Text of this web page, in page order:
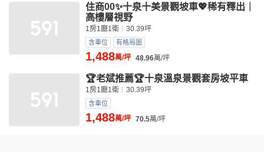
住商00✨十泉十美景觀坡車💖稀有釋出｜
高樓層視野
1房1廳1衛 30.39坪
含車位 有格局圖
1,488萬/坪 48.96萬/坪
🏆老斌推薦🏆十泉溫泉景觀套房坡平車
1房1廳1衛 30.39坪
含車位
1,488萬/坪 70.5萬/坪